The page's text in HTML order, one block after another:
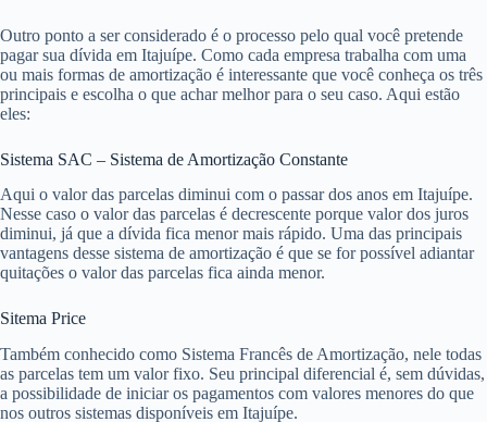
Outro ponto a ser considerado é o processo pelo qual você pretende
pagar sua dívida em Itajuípe. Como cada empresa trabalha com uma
ou mais formas de amortização é interessante que você conheça os três
principais e escolha o que achar melhor para o seu caso. Aqui estão
eles:
Sistema SAC – Sistema de Amortização Constante
Aqui o valor das parcelas diminui com o passar dos anos em Itajuípe.
Nesse caso o valor das parcelas é decrescente porque valor dos juros
diminui, já que a dívida fica menor mais rápido. Uma das principais
vantagens desse sistema de amortização é que se for possível adiantar
quitações o valor das parcelas fica ainda menor.
Sitema Price
Também conhecido como Sistema Francês de Amortização, nele todas
as parcelas tem um valor fixo. Seu principal diferencial é, sem dúvidas,
a possibilidade de iniciar os pagamentos com valores menores do que
nos outros sistemas disponíveis em Itajuípe.